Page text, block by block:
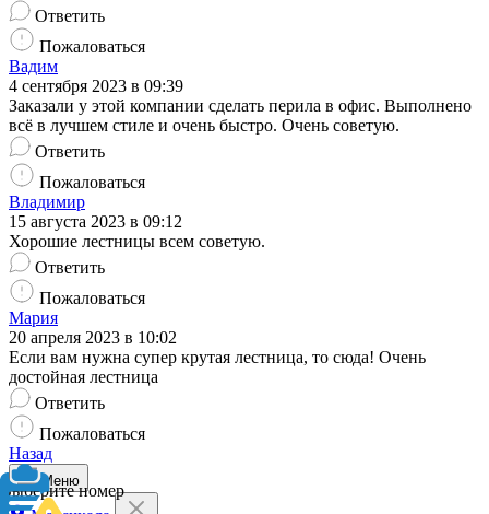
Ответить
Пожаловаться
Вадим
4 сентября 2023 в 09:39
Заказали у этой компании сделать перила в офис. Выполнено
всё в лучшем стиле и очень быстро. Очень советую.
Ответить
Пожаловаться
Владимир
15 августа 2023 в 09:12
Хорошие лестницы всем советую.
Ответить
Пожаловаться
Мария
20 апреля 2023 в 10:02
Если вам нужна супер крутая лестница, то сюда! Очень
достойная лестница
Ответить
Пожаловаться
Назад
Выберите номер
Меню